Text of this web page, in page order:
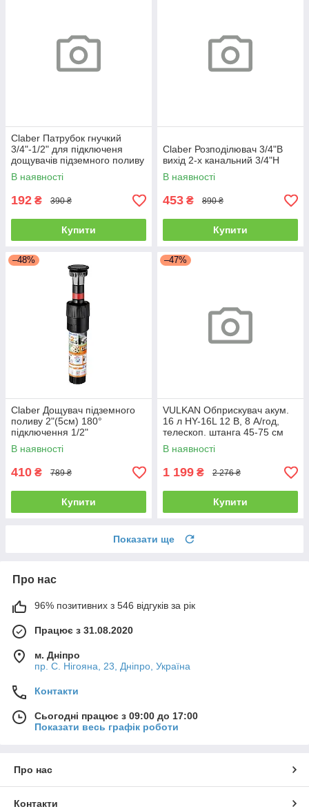
Claber Патрубок гнучкий
3/4"-1/2" для підключеня
дощувачів підземного поливу
В наявності
192 ₴ 390 ₴
Купити
Claber Розподілювач 3/4"В
вихід 2-х канальний 3/4"Н
В наявності
453 ₴ 890 ₴
Купити
–48%
Claber Дощувач підземного
поливу 2"(5см) 180°
підключення 1/2"
В наявності
410 ₴ 789 ₴
Купити
–47%
VULKAN Обприскувач акум.
16 л HY-16L 12 В, 8 А/год,
телескоп. штанга 45-75 см
В наявності
1 199 ₴ 2 276 ₴
Купити
Показати ще
Про нас
96% позитивних з 546 відгуків за рік
Працює з 31.08.2020
м. Дніпро
пр. С. Нігояна, 23, Дніпро, Україна
Контакти
Сьогодні працює з 09:00 до 17:00
Показати весь графік роботи
Про нас
Контакти